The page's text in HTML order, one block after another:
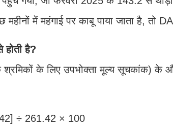
में महंगाई पर काबू पाया जाता है, तो
है?
श्रमिकों के लिए उपभोक्ता मूल्य सूचकांक) के
÷ 261.42 × 100